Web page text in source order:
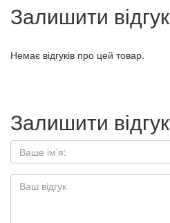
Залишити відгук
Немає відгуків про цей товар.
Залишити відгук